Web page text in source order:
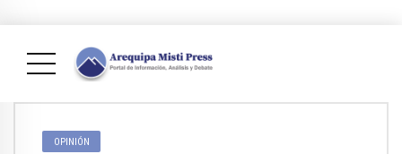
OPINIÓN